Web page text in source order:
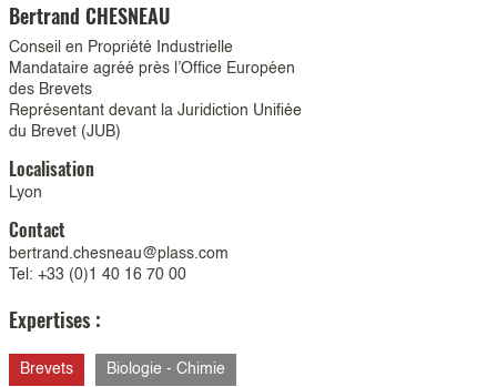
Bertrand CHESNEAU
Conseil en Propriété Industrielle
Mandataire agréé près l’Office Européen
des Brevets
Représentant devant la Juridiction Unifiée
du Brevet (JUB)
Localisation
Lyon
Contact
bertrand.chesneau@plass.com
Tel: +33 (0)1 40 16 70 00
Expertises :
Brevets Biologie - Chimie